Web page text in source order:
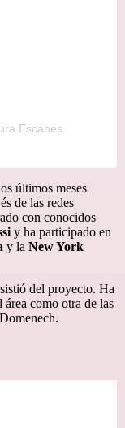
Escanes
últimos meses
de las redes
con conocidos
y ha participado en
y la New York
del proyecto. Ha
área como otra de las